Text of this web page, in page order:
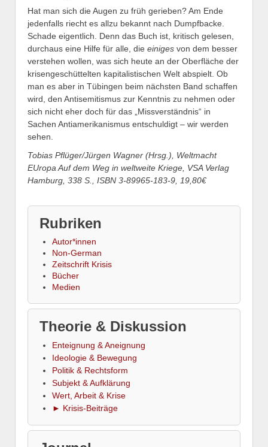
Hat man sich die Augen zu früh gerieben? Am Ende
jedenfalls riecht es allzu bekannt nach Dumpfbacke.
Schade eigentlich. Denn das Buch ist, kritisch gelesen,
durchaus eine Hilfe für alle, die einiges von dem besser
verstehen wollen, was sich heute an der Oberfläche der
krisengeschüttelten kapitalistischen Welt abspielt. Ob
man es aber in Tübingen beim nächsten Band schaffen
wird, den Antisemitismus zur Kenntnis zu nehmen oder
sich nicht eher doch für das „Missverständnis“ in
Sachen Antiamerikanismus entschuldigt – wir werden
sehen.
Tobias Pflüger/Jürgen Wagner (Hrsg.), Weltmacht
EUropa Auf dem Weg in weltweite Kriege, VSA Verlag
Hamburg, 338 S., ISBN 3-89965-183-9, 19,80€
Rubriken
Autor*innen
Non-German
Zeitschrift Krisis
Bücher
Medien
Theorie & Diskussion
Enteignung & Aneignung
Ideologie & Bewegung
Politik & Rechtsform
Subjekt & Aufklärung
Wert, Arbeit & Krise
► Krisis-Beiträge